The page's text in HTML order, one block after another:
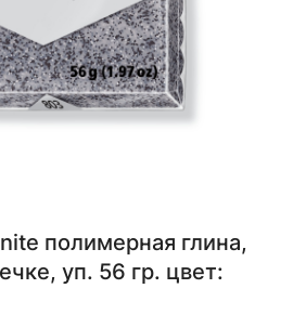
полимерная глина,
уп. 56 гр. цвет: